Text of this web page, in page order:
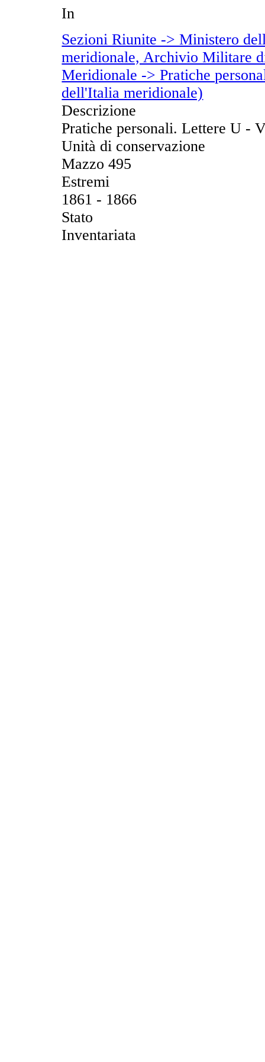
In
Sezioni Riunite -> Ministero
meridionale, Archivio Militare
Meridionale -> Pratiche
dell'Italia meridionale)
Descrizione
Pratiche personali. Lettere U -
Unità di conservazione
Mazzo 495
Estremi
1861 - 1866
Stato
Inventariata